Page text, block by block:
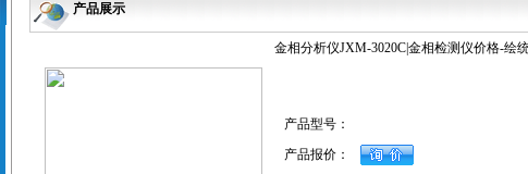
产品展示
金相分析仪JXM-3020C|金相检测仪价格-绘
产品型号：
产品报价：